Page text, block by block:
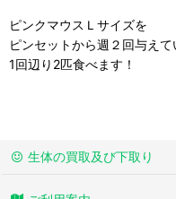
ピンクマウスＬサイズを
ピンセットから週２回与えて
1回辺り2匹食べます！
生体の買取及び下取り